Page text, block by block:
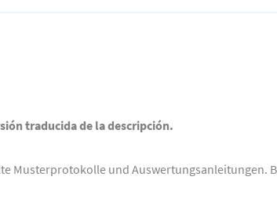
traducida de la descripción.
Musterprotokolle und Auswertungsanleitungen.